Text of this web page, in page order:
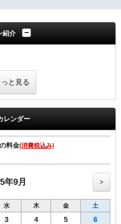
紹介
が付いたお得な入場券付きプラン
で約10分）
）
曜日の夜の部はお休み）
21：20（ラストオーダー21：
ご利用いただけます。
ご利用いただけます。
っと見る
レンダー
料金(消費税込み)
年9月 >
水 木 金 土
3 4 5 6